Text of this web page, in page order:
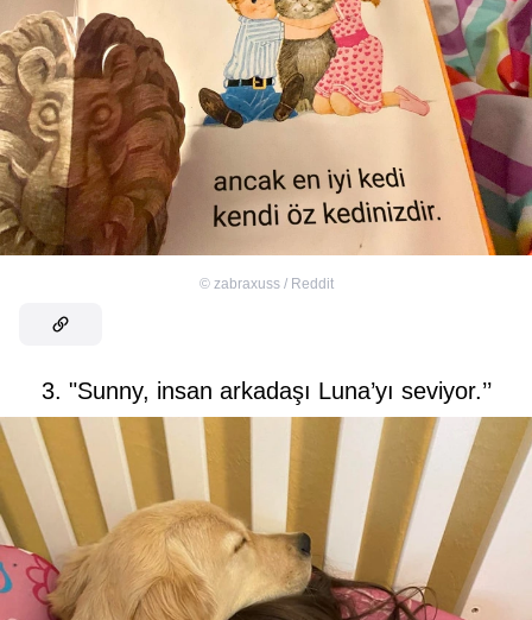
© zabraxuss / Reddit
3. "Sunny, insan arkadaşı Luna’yı seviyor.’’